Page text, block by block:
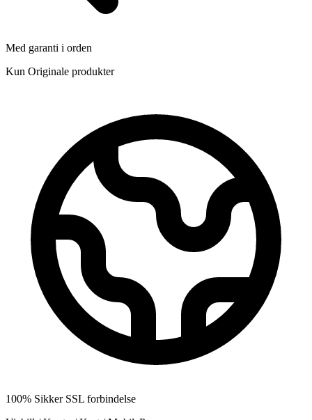
Med garanti i orden
Kun Originale produkter
100% Sikker SSL forbindelse